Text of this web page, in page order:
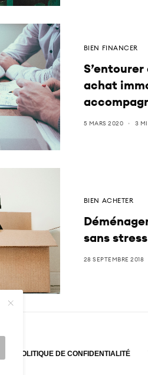
BIEN FINANCER
achat
5 MARS 2020 3
BIEN ACHETER
sans stress
28 SEPTEMBRE 2018
POLITIQUE DE CONFIDENTIALITÉ